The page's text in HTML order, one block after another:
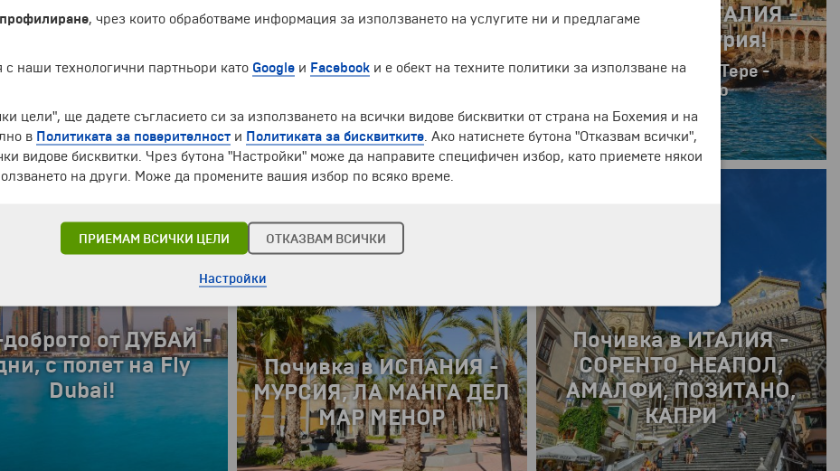
във ФРАНЦИЯ
3 нощувки със
български език!
г.
ЛИСАБОН И ПОРТО – със
на български език!
Гарантирани места!
ГАРАНТИРАНИ ДАТИ И МЕСТА!
1348 €2636.46 лв.
Екскурзия в ИТАЛИЯ -
ГЕНУА, Лигурия!
Генуа - Чинкуе Тере -
Портофино
доброто от
- 4 нощувки
програма с
полет от София на
Почивка в ИТАЛИЯ -
СОРЕНТО, НЕАПОЛ,
АМАЛФИ, ПОЗИТАНО,
КАПРИ
Почивка в ИСПАНИЯ -
МУРСИЯ, ЛА МАНГА ДЕЛ
МАР МЕНОР
, чрез които обработваме информация за използването на услугите ни и предлагаме
наши технологични партньори като Google и Facebook и е обект на техните политики за използване на
цели", ще дадете съгласието си за използването на всички видове бисквитки от страна на Бохемия и на
в Политиката за поверителност и Политиката за бисквитките . Ако натиснете бутона "Отказвам всички",
видове бисквитки. Чрез бутона "Настройки" може да направите специфичен избор, като приемете някои
на други. Може да промените вашия избор по всяко време.
ПРИЕМАМ ВСИЧКИ ЦЕЛИ ОТКАЗВАМ ВСИЧКИ
Настройки